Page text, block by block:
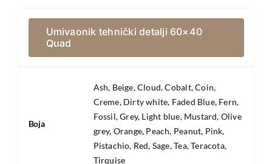
Umivaonik tehnički detalji 60×40
Quad
Boja
Ash, Beige, Cloud, Cobalt, Coin,
Creme, Dirty white, Faded Blue, Fern,
Fossil, Grey, Light blue, Mustard, Olive
grey, Orange, Peach, Peanut, Pink,
Pistachio, Red, Sage, Tea, Teracota,
Tirquise